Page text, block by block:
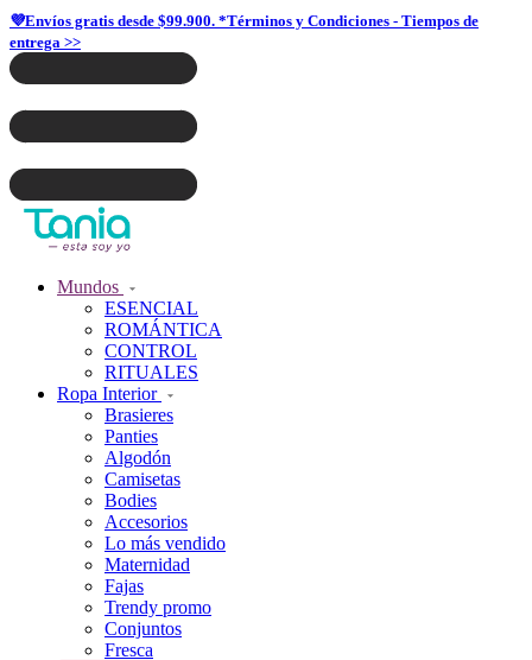
💜Envíos gratis desde $99.900. *Términos y Condiciones - Tiempos de
entrega >>
Mundos
ESENCIAL
ROMÁNTICA
CONTROL
RITUALES
Ropa Interior
Brasieres
Panties
Algodón
Camisetas
Bodies
Accesorios
Lo más vendido
Maternidad
Fajas
Trendy promo
Conjuntos
Fresca